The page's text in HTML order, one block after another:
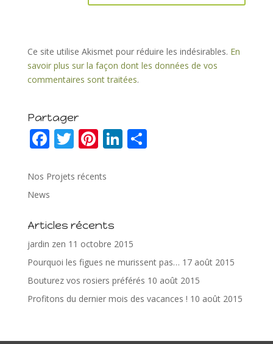
Ce site utilise Akismet pour réduire les indésirables. En
savoir plus sur la façon dont les données de vos
commentaires sont traitées.
Partager
F
e
b
o
o
k
T
itt
Pi
er
st
Li
n
P
Nos Projets récents
News
Articles récents
jardin zen 11 octobre 2015
Pourquoi les figues ne murissent pas… 17 août 2015
Bouturez vos rosiers préférés 10 août 2015
Profitons du dernier mois des vacances ! 10 août 2015